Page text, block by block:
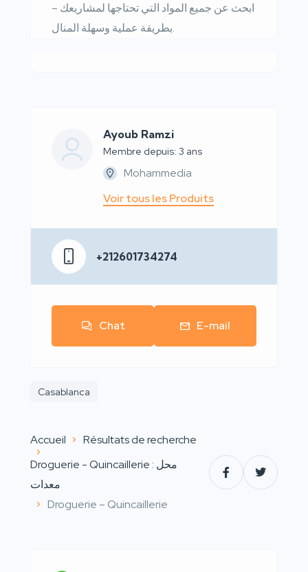
– ابحث عن جميع المواد التي تحتاجها لمشاريعك
بطريقة عملية وسهلة المنال.
Ayoub Ramzi
Membre depuis: 3 ans
Mohammedia
Voir tous les Produits
+212601734274
Chat E-mail
Casablanca
Accueil
Résultats de recherche
Droguerie - Quincaillerie : محل
معدات
Droguerie – Quincaillerie